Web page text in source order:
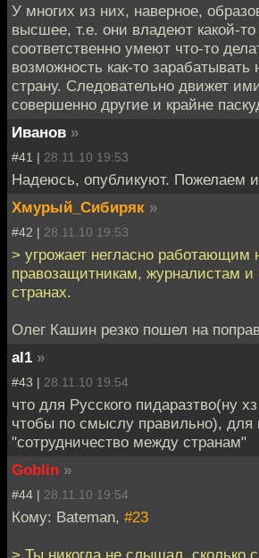
У многих из них, наверное,
высшее, т.е. они владеют какой-
соответственно умеют что-то
возможность как-то зарабатывать
страну. Следовательно движет
совершенно другие и крайне
Иванов »
#41 | 28.11.10 19:53
Надеюсь, опубликуют. Пожелаем
Хмурый_Сибиряк »
#42 | 28.11.10 19:53
> угрожает негласно
правозащитникам, журналистам и
странах.
Олег Кашин резко пошел на
al1 »
#43 | 28.11.10 19:54
что для Русского пидаразтво(ну
чтобы по смыслу правильно), для
"сотрудничество между странам"
Goblin »
#44 | 28.11.10 19:54
Кому: Bateman, #23
> Ты никогда не слышал, сколько